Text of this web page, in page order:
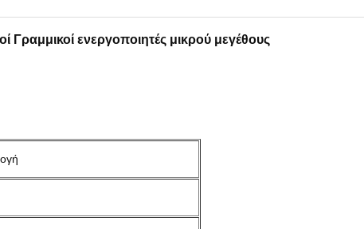
Γραμμικοί ενεργοποιητές μικρού μεγέθους